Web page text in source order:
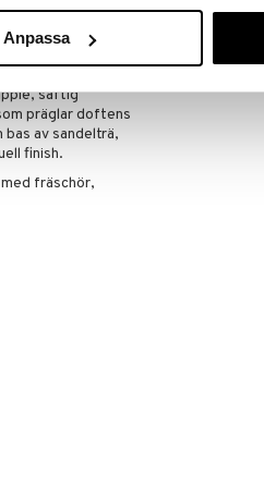
Anpassa
av naturlig
saftig
präglar doftens
av sandelträ,
finish.
fräschör,